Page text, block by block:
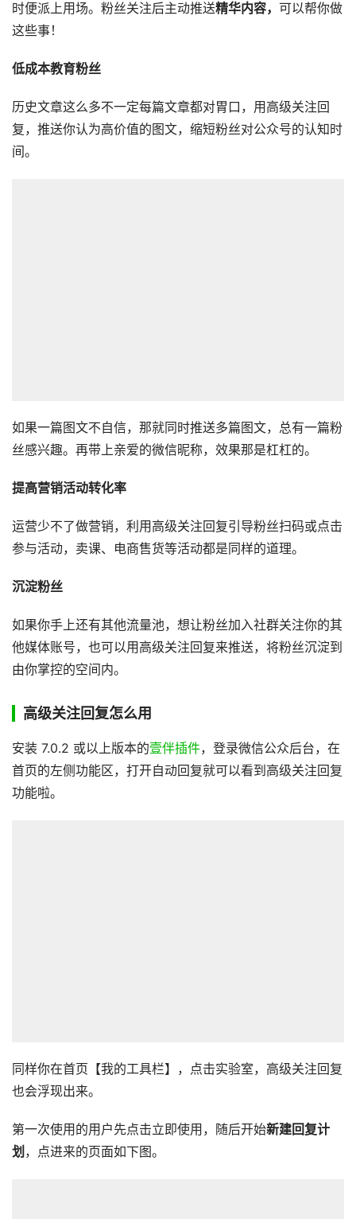
时便派上用场。粉丝关注后主动推送精华内容， 可以帮你做
这些事！
低成本教育粉丝
历史文章这么多不一定每篇文章都对胃口，用高级关注回
复，推送你认为高价值的图文，缩短粉丝对公众号的认知时
间。
如果一篇图文不自信，那就同时推送多篇图文，总有一篇粉
丝感兴趣。再带上亲爱的微信昵称，效果那是杠杠的。
提高营销活动转化率
运营少不了做营销，利用高级关注回复引导粉丝扫码或点击
参与活动，卖课、电商售货等活动都是同样的道理。
沉淀粉丝
如果你手上还有其他流量池，想让粉丝加入社群关注你的其
他媒体账号，也可以用高级关注回复来推送，将粉丝沉淀到
由你掌控的空间内。
高级关注回复怎么用
安装 7.0.2 或以上版本的壹伴插件，登录微信公众后台，在
首页的左侧功能区，打开自动回复就可以看到高级关注回复
功能啦。
同样你在首页【我的工具栏】，点击实验室，高级关注回复
也会浮现出来。
第一次使用的用户先点击立即使用，随后开始新建回复计
划 ，点进来的页面如下图。